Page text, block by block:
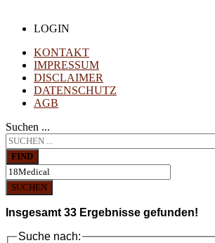
LOGIN
KONTAKT
IMPRESSUM
DISCLAIMER
DATENSCHUTZ
AGB
Suchen ...
FIND
SUCHEN
Insgesamt 33 Ergebnisse gefunden!
Suche nach: